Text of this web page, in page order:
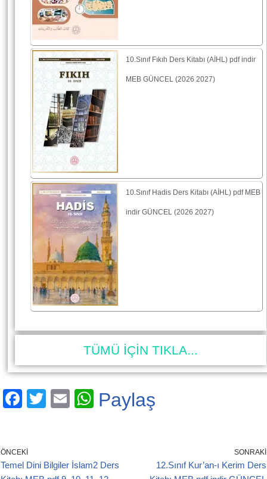
10.Sınıf Fıkıh Ders Kitabı (AİHL) pdf indir
MEB GÜNCEL (2026 2027)
10.Sınıf Hadis Ders Kitabı (AİHL) pdf MEB
indir GÜNCEL (2026 2027)
TÜMÜ İÇİN TIKLA...
F
e
T
E
W
Paylaş
ÖNCEKI
Temel Dini Bilgiler İslam2 Ders
SONRAKI
12.Sınıf Kur’an-ı Kerim Ders